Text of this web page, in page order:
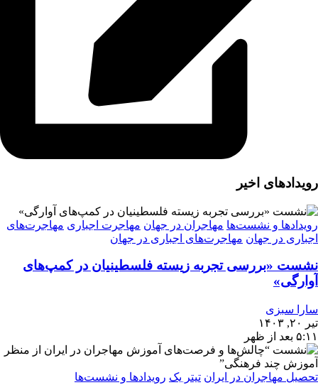
رویدادهای اخیر
رویدادها و نشست‌ها مهاجران در جهان مهاجرت اجباری مهاجرت‌های
اجباری در جهان مهاجرت‌های اجباری در جهان
نشست «بررسی تجربه‌ زیسته فلسطینیان در کمپ‌های
آوارگی»
سارا سبزی
تیر ۲۰, ۱۴۰۳
۵:۱۱ بعد از ظهر
تحصیل مهاجران در ایران تیتر یک رویدادها و نشست‌ها